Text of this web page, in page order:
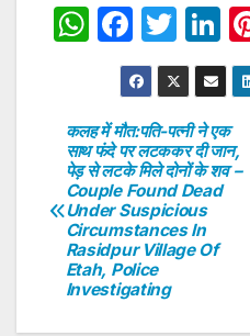
W
s
A
p
p
F
a
c
e
b
o
o
k
T
w
itt
er
Li
n
k
e
dI
n
Post
navigation
कलह में मौत:पति-पत्नी ने एक
साथ फंदे पर लटककर दी जान,
पेड़ से लटके मिले दोनों के शव –
Couple Found Dead
Under Suspicious
Circumstances In
Rasidpur Village Of
Etah, Police
Investigating